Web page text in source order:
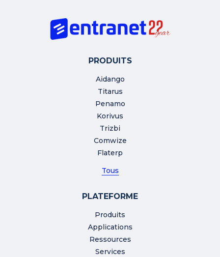
PRODUITS
Aidango
Titarus
Penamo
Korivus
Trizbi
Comwize
Flaterp
Tous
PLATEFORME
Produits
Applications
Ressources
Services